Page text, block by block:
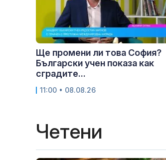
Ще промени ли това София?
Български учен показа как
сградите...
11:00 • 08.08.26
Четени